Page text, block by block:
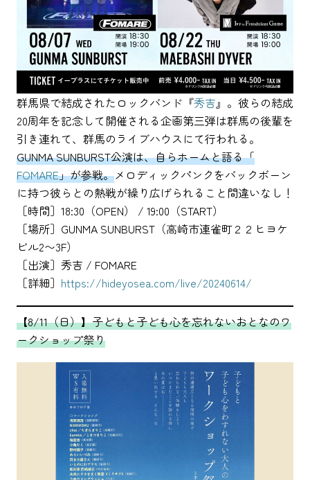
群馬県で結成されたロックバンド『秀吉』。彼らの結成
20周年を記念して開催される企画第三弾は群馬の後輩を
引き連れて、群馬のライブハウスにて行われる。
GUNMA SUNBURST公演は、自らホームと語る「
FOMARE」が参戦。メロディックパンクをバックボーン
に持つ彼らとの熱戦が繰り広げられること間違いなし！
［時間］18:30（OPEN） / 19:00（START）
［場所］GUNMA SUNBURST（高崎市連雀町２２ヒヨケ
ビル2〜3F）
［出演］秀吉 / FOMARE
［詳細］ https://hideyosea.com/live/20240614/
【8/11（日）】子どもと子ども心を忘れないおとなのワ
ークショップ祭り